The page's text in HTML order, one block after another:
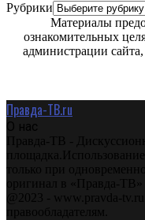
Рубрики
Материалы
ознакомительных
администрации
Правда-ТВ.ru
О нас
Правда-ТВ -
только при
оригинал в «Правда-ТВ»
@2023 - www.pravda-
правообладателям.